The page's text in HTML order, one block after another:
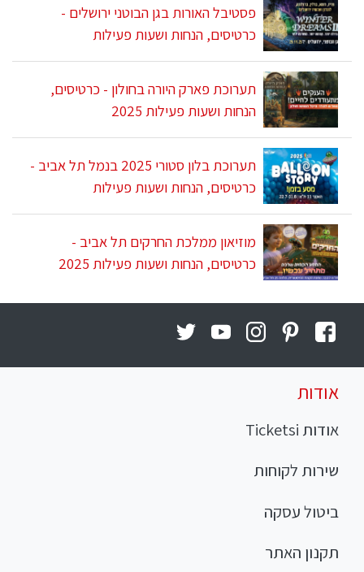
פסטיבל האורות בגן הבוטני ירושלים -
כרטיסים, הנחות ושעות פעילות
תערוכת פארק היורה בחולון - כרטיסים,
הנחות ושעות פעילות 2025
תערוכת בלון סטורי 2025 בנמל תל אביב -
כרטיסים, הנחות ושעות פעילות
מוזיאון ממלכת החרקים תל אביב -
כרטיסים, הנחות ושעות פעילות 2025
אודות
אודות Ticketsi
שירות לקוחות
ביטול עסקה
תקנון האתר